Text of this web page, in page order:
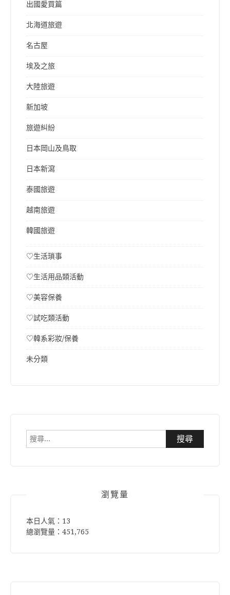
出國愛買篇
北海道旅遊
名古屋
埃及之旅
大陸旅遊
新加坡
旅遊糾紛
日本岡山及鳥取
日本新瀉
泰國旅遊
越南旅遊
韓國旅遊
♡生活瑣事
♡生活用品類活動
♡美容保養
♡試吃類活動
♡韓系彩妝/保養
未分類
搜
尋
瀏覽量
本日人氣：13
總瀏覽量：451,765